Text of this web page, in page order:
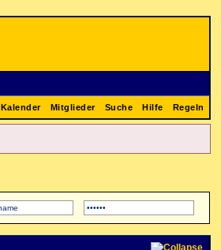
Regeln
Hilfe
Suche
Mitglieder
Kalender